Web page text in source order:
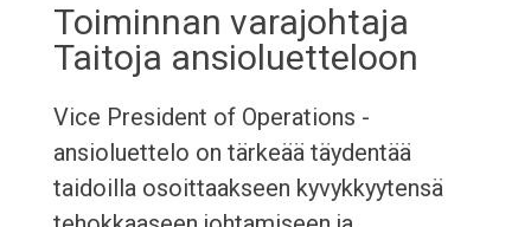
Toiminnan varajohtaja
Taitoja ansioluetteloon
Vice President of Operations -
ansioluettelo on tärkeää täydentää
taidoilla osoittaakseen kyvykkyytensä